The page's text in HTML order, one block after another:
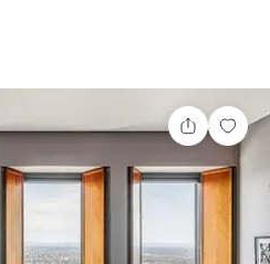
Teilen